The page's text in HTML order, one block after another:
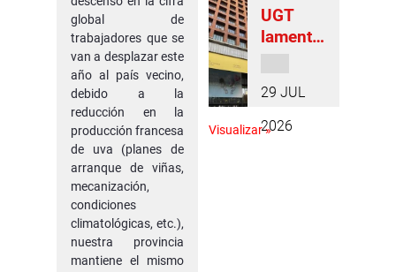
global de
trabajadores que se
van a desplazar este
año al país vecino,
debido a la
reducción en la
producción francesa
de uva (planes de
arranque de viñas,
mecanización,
condiciones
climatológicas, etc.),
nuestra provincia
mantiene el mismo
de salud
machist
a en
Barcelo
pasado
julio
Ayunta
miento
Granada
exige su
UGT
lamenta
se
quede
29 JUL
2026
Visualizar »